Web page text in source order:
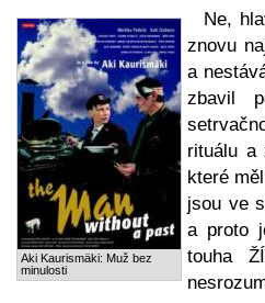
Aki Kaurismäki: Muž bez
minulosti
Ne,
znovu
a
zbavil
rituálu a
které
jsou ve
a proto
touha